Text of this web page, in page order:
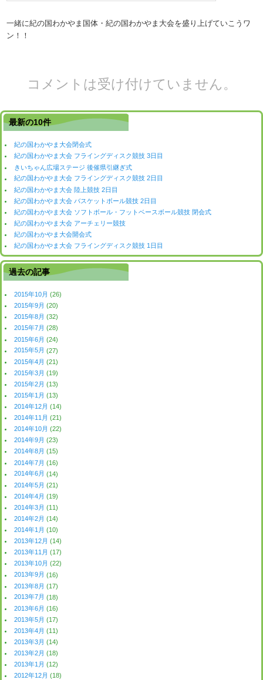
一緒に紀の国わかやま国体・紀の国わかやま大会を盛り上げていこうワ
ン！！
コメントは受け付けていません。
最新の10件
紀の国わかやま大会閉会式
紀の国わかやま大会 フライングディスク競技 3日目
きいちゃん広場ステージ 後催県引継ぎ式
紀の国わかやま大会 フライングディスク競技 2日目
紀の国わかやま大会 陸上競技 2日目
紀の国わかやま大会 バスケットボール競技 2日目
紀の国わかやま大会 ソフトボール・フットベースボール競技 閉会式
紀の国わかやま大会 アーチェリー競技
紀の国わかやま大会開会式
紀の国わかやま大会 フライングディスク競技 1日目
過去の記事
2015年10月 (26)
2015年9月 (20)
2015年8月 (32)
2015年7月 (28)
2015年6月 (24)
2015年5月 (27)
2015年4月 (21)
2015年3月 (19)
2015年2月 (13)
2015年1月 (13)
2014年12月 (14)
2014年11月 (21)
2014年10月 (22)
2014年9月 (23)
2014年8月 (15)
2014年7月 (16)
2014年6月 (14)
2014年5月 (21)
2014年4月 (19)
2014年3月 (11)
2014年2月 (14)
2014年1月 (10)
2013年12月 (14)
2013年11月 (17)
2013年10月 (22)
2013年9月 (16)
2013年8月 (17)
2013年7月 (18)
2013年6月 (16)
2013年5月 (17)
2013年4月 (11)
2013年3月 (14)
2013年2月 (18)
2013年1月 (12)
2012年12月 (18)